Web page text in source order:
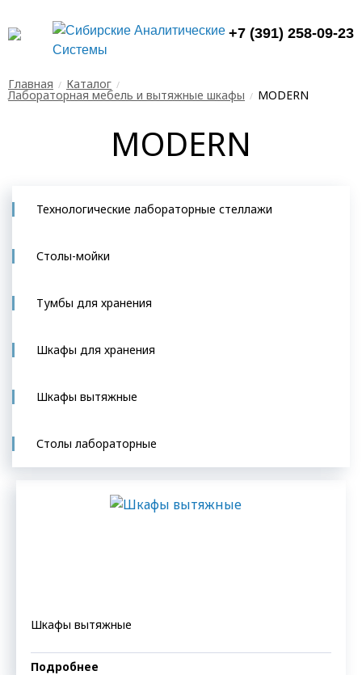
+7 (391) 258-09-23
Главная Каталог
Лабораторная мебель и вытяжные шкафы MODERN
MODERN
Технологические лабораторные стеллажи
Столы-мойки
Тумбы для хранения
Шкафы для хранения
Шкафы вытяжные
Столы лабораторные
Шкафы вытяжные
Подробнее